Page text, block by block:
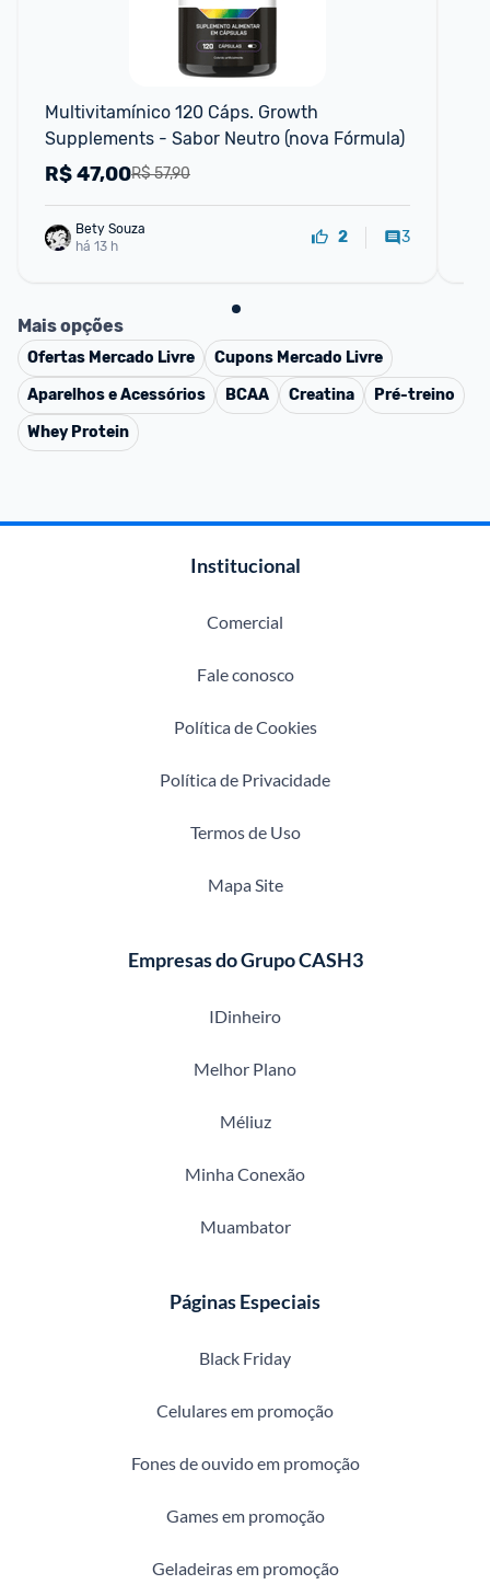
Multivitamínico 120 Cáps. Growth
Supplements - Sabor Neutro (nova Fórmula)
R$ 57,90
R$47,00
Bety Souza
há 13 h
2 3
Mais opções
Ofertas Mercado Livre Cupons Mercado Livre
Aparelhos e Acessórios
BCAA Creatina
Pré-treino
Whey Protein
Institucional
Comercial
Fale conosco
Política de Cookies
Política de Privacidade
Termos de Uso
Mapa Site
Empresas do Grupo CASH3
IDinheiro
Melhor Plano
Méliuz
Minha Conexão
Muambator
Páginas Especiais
Black Friday
Celulares em promoção
Fones de ouvido em promoção
Games em promoção
Geladeiras em promoção